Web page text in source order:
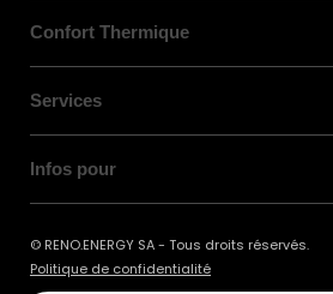
Confort Thermique
Services
Infos pour
© RENO.ENERGY SA - Tous droits réservés.
Politique de confidentialité